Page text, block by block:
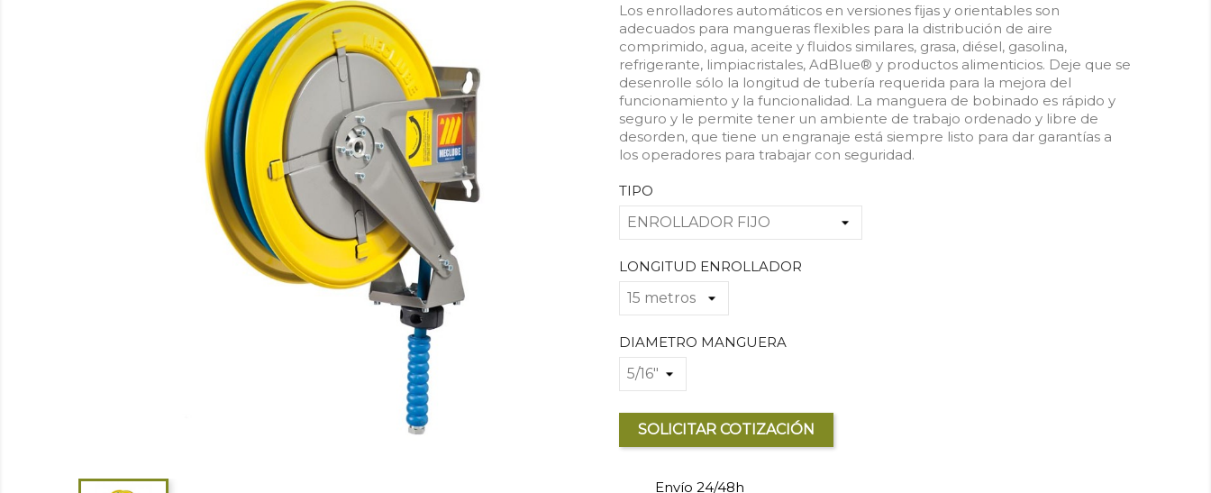
Los enrolladores automáticos en versiones fijas y orientables son
adecuados para mangueras flexibles para la distribución de aire
comprimido, agua, aceite y fluidos similares, grasa, diésel, gasolina,
refrigerante, limpiacristales, AdBlue® y productos alimenticios. Deje que se
desenrolle sólo la longitud de tubería requerida para la mejora del
funcionamiento y la funcionalidad. La manguera de bobinado es rápido y
seguro y le permite tener un ambiente de trabajo ordenado y libre de
desorden, que tiene un engranaje está siempre listo para dar garantías a
los operadores para trabajar con seguridad.
TIPO
LONGITUD ENROLLADOR
DIAMETRO MANGUERA
SOLICITAR COTIZACIÓN
Envío 24/48h